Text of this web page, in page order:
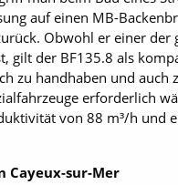
auf einen MB-
Obwohl er einer der
gilt der BF135.8 als
zu handhaben und auch
erforderlich
von 88 m³/h und
Cayeux-sur-Mer